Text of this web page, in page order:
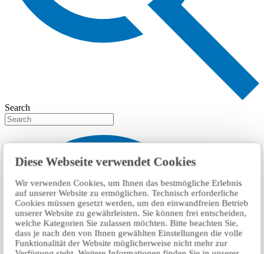
Diese Webseite verwendet Cookies
Wir verwenden Cookies, um Ihnen das bestmögliche Erlebnis
auf unserer Website zu ermöglichen. Technisch erforderliche
Cookies müssen gesetzt werden, um den einwandfreien Betrieb
unserer Website zu gewährleisten. Sie können frei entscheiden,
welche Kategorien Sie zulassen möchten. Bitte beachten Sie,
dass je nach den von Ihnen gewählten Einstellungen die volle
Funktionalität der Website möglicherweise nicht mehr zur
Search